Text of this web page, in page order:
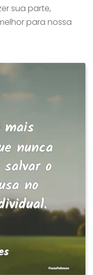
sua parte,
para nossa